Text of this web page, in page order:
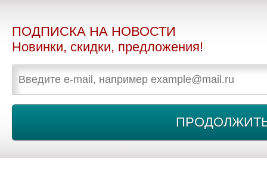
ПОДПИСКА НА НОВОСТИ
Новинки, скидки, предложения!